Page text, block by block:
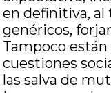
en definitiva, al
genéricos,
Tampoco
cuestiones
las salva de